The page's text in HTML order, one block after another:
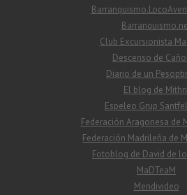
Club Excursionista
Descenso de
Diario de un
El blog de
Espeleo Grup
Federación Aragonesa de
Federación Madrileña de
Fotoblog de David de
MaDTeaM
Mendivideo